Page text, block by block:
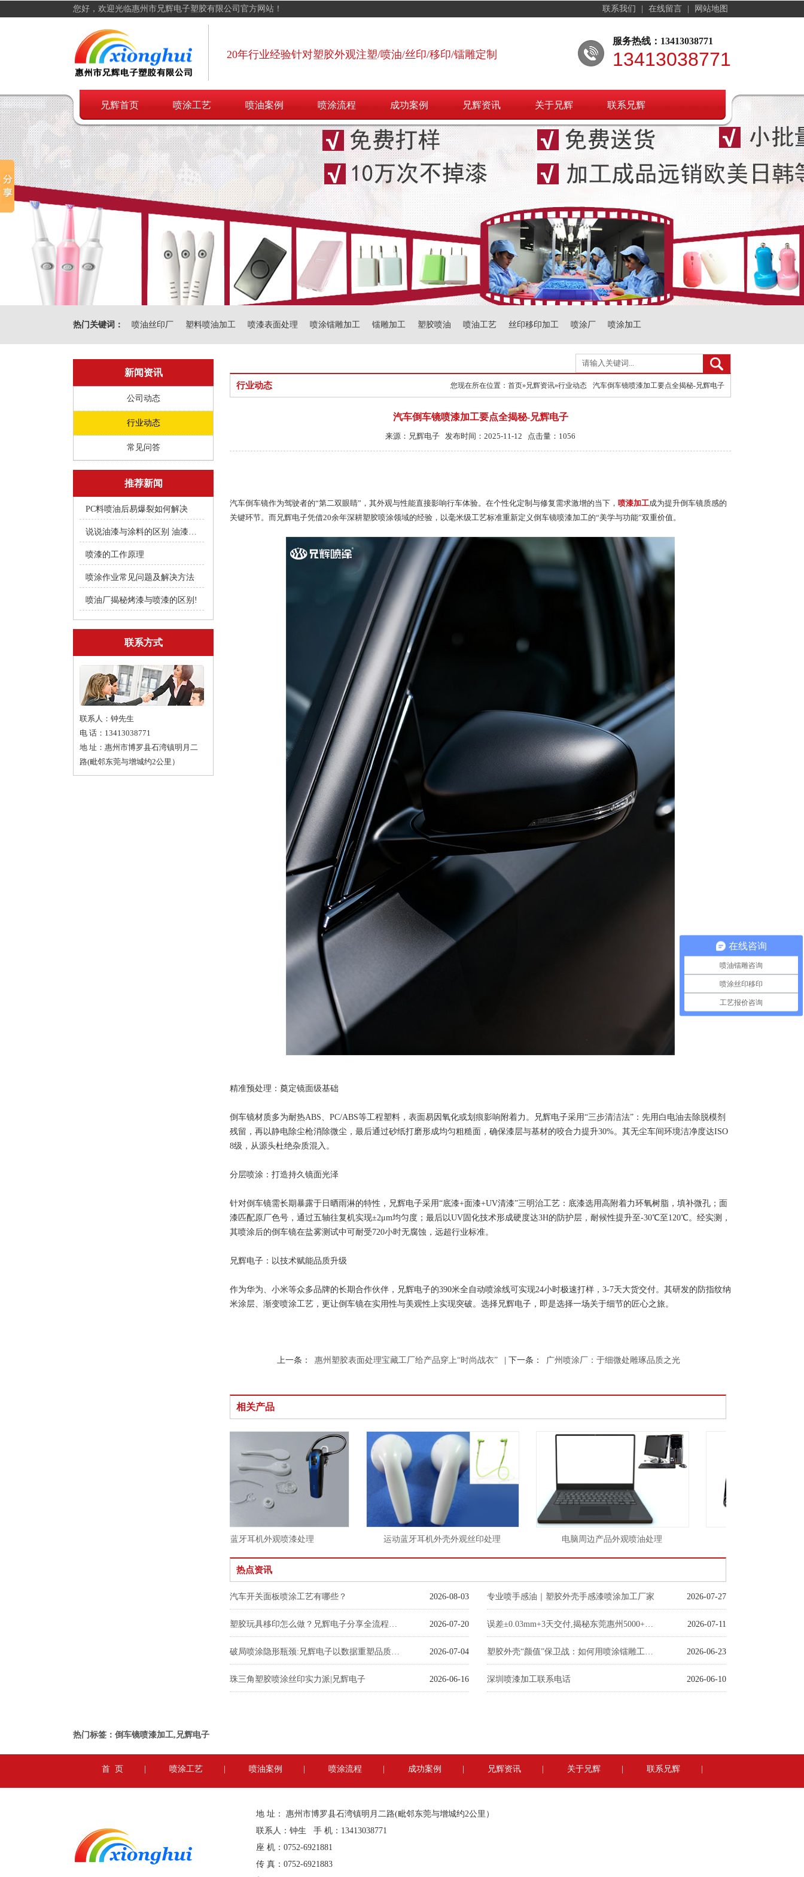
您好，欢迎光临惠州市兄辉电子塑胶有限公司官方网站！ 联系我们 在线留言 网站地图
20年行业经验针对塑胶外观注塑/喷油/丝印/移印/镭雕定制
服务热线：13413038771
13413038771
兄辉首页 喷涂工艺 喷油案例 喷涂流程 成功案例 兄辉资讯 关于兄辉 联系兄辉
热门关键词： 喷油丝印厂 塑料喷油加工 喷漆表面处理 喷涂镭雕加工 镭雕加工 塑胶喷油 喷油工艺 丝印移印加工 喷涂厂 喷涂加工
新闻资讯
公司动态
行业动态
常见问答
推荐新闻
PC料喷油后易爆裂如何解决
说说油漆与涂料的区别 油漆附着不良快用附着力促进剂
喷漆的工作原理
喷涂作业常见问题及解决方法
喷油厂揭秘烤漆与喷漆的区别!
联系方式
联系人：钟先生
电 话：13413038771
地 址：惠州市博罗县石湾镇明月二
路(毗邻东莞与增城约2公里）
您现在所在位置： 首页»兄辉资讯»行业动态 汽车倒车镜喷漆加工要点全揭秘-兄辉电子
行业动态
汽车倒车镜喷漆加工要点全揭秘-兄辉电子
来源：兄辉电子 发布时间：2025-11-12 点击量：1056
汽车倒车镜作为驾驶者的“第二双眼睛”，其外观与性能直接影响行车体验。在个性化定制与修复需求激增的当下， 喷漆加工成为提升倒车镜质感的
关键环节。而兄辉电子凭借20余年深耕塑胶喷涂领域的经验，以毫米级工艺标准重新定义倒车镜喷漆加工的“美学与功能”双重价值。
精准预处理：奠定镜面级基础
倒车镜材质多为耐热ABS、PC/ABS等工程塑料，表面易因氧化或划痕影响附着力。兄辉电子采用“三步清洁法”：先用白电油去除脱模剂
残留，再以静电除尘枪消除微尘，最后通过砂纸打磨形成均匀粗糙面，确保漆层与基材的咬合力提升30%。其无尘车间环境洁净度达ISO
8级，从源头杜绝杂质混入。
分层喷涂：打造持久镜面光泽
针对倒车镜需长期暴露于日晒雨淋的特性，兄辉电子采用“底漆+面漆+UV清漆”三明治工艺：底漆选用高附着力环氧树脂，填补微孔；面
漆匹配原厂色号，通过五轴往复机实现±2μm均匀度；最后以UV固化技术形成硬度达3H的防护层，耐候性提升至-30℃至120℃。经实测，
其喷涂后的倒车镜在盐雾测试中可耐受720小时无腐蚀，远超行业标准。
兄辉电子：以技术赋能品质升级
作为华为、小米等众多品牌的长期合作伙伴，兄辉电子的390米全自动喷涂线可实现24小时极速打样，3-7天大货交付。其研发的防指纹纳
米涂层、渐变喷涂工艺，更让倒车镜在实用性与美观性上实现突破。选择兄辉电子，即是选择一场关于细节的匠心之旅。
上一条： 惠州塑胶表面处理宝藏工厂给产品穿上“时尚战衣” | 下一条： 广州喷涂厂：于细微处雕琢品质之光
相关产品
蓝牙耳机外观喷漆处理 运动蓝牙耳机外壳外观丝印处理 电脑周边产品外观喷油处理
热点资讯
汽车开关面板喷涂工艺有哪些？ 2026-08-03 专业喷手感油｜塑胶外壳手感漆喷涂加工厂家 2026-07-27
塑胶玩具移印怎么做？兄辉电子分享全流程加工关键注意事项 2026-07-20 误差±0.03mm+3天交付,揭秘东莞惠州5000+客户青睐的喷涂标杆厂 2026-07-11
破局喷涂隐形瓶颈:兄辉电子以数据重塑品质与交付标准 2026-07-04 塑胶外壳“颜值”保卫战：如何用喷涂镭雕工艺避开上市翻车？ 2026-06-23
珠三角塑胶喷涂丝印实力派|兄辉电子 2026-06-16 深圳喷漆加工联系电话 2026-06-10
热门标签：倒车镜喷漆加工,兄辉电子
首 页 喷涂工艺 喷油案例 喷涂流程 成功案例 兄辉资讯 关于兄辉 联系兄辉
地 址： 惠州市博罗县石湾镇明月二路(毗邻东莞与增城约2公里）
联系人：钟生 手 机：13413038771
座 机：0752-6921881
传 真：0752-6921883
在线咨询
喷油镭雕咨询
喷涂丝印移印
工艺报价咨询